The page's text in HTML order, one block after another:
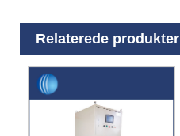
Relaterede produkter